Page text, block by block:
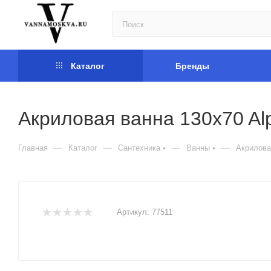
Каталог Бренды
Акриловая ванна 130x70
Главная — Каталог — Сантехника — Ванны —
Артикул: 77511